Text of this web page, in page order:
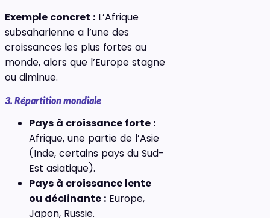
Exemple concret : L’Afrique
subsaharienne a l’une des
croissances les plus fortes au
monde, alors que l’Europe stagne
ou diminue.
3. Répartition mondiale
Pays à croissance forte :
Afrique, une partie de l’Asie
(Inde, certains pays du Sud-
Est asiatique).
Pays à croissance lente
ou déclinante : Europe,
Japon, Russie.